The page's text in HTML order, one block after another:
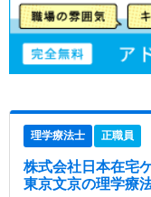
理学療法士 正職員
株式会社日本在宅
東京文京の理学療